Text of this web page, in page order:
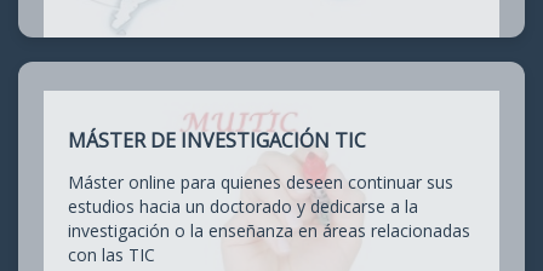
MÁSTER DE INVESTIGACIÓN TIC
Máster online para quienes deseen continuar sus
estudios hacia un doctorado y dedicarse a la
investigación o la enseñanza en áreas relacionadas
con las TIC